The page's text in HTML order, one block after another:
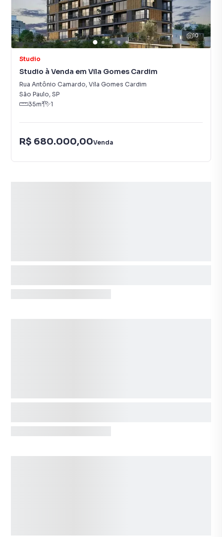
10
Studio
Studio à Venda em Vila Gomes Cardim
Rua Antônio Camardo, Vila Gomes Cardim
São Paulo, SP
35m² 1
R$ 680.000,00Venda